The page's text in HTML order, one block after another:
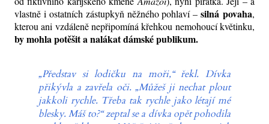
vlastně i ostatních zástupkyň něžného pohlaví –silná povaha,
kterou ani vzdáleně nepřipomíná křehkou nemohoucí květinku,
by mohla potěšit a nalákat dámské publikum.
„Představ si lodičku na moři,“ řekl. Dívka
přikývla a zavřela oči. „Můžeš ji nechat plout
jakkoli rychle. Třeba tak rychle jako létají mé
blesky. Máš to?“ zeptal se a dívka opět pohodila